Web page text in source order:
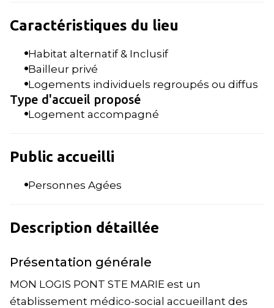
Caractéristiques du lieu
Habitat alternatif & Inclusif
Bailleur privé
Logements individuels regroupés ou diffus
Type d'accueil proposé
Logement accompagné
Public accueilli
Personnes Agées
Description détaillée
Présentation générale
MON LOGIS PONT STE MARIE est un
établissement médico-social accueillant des